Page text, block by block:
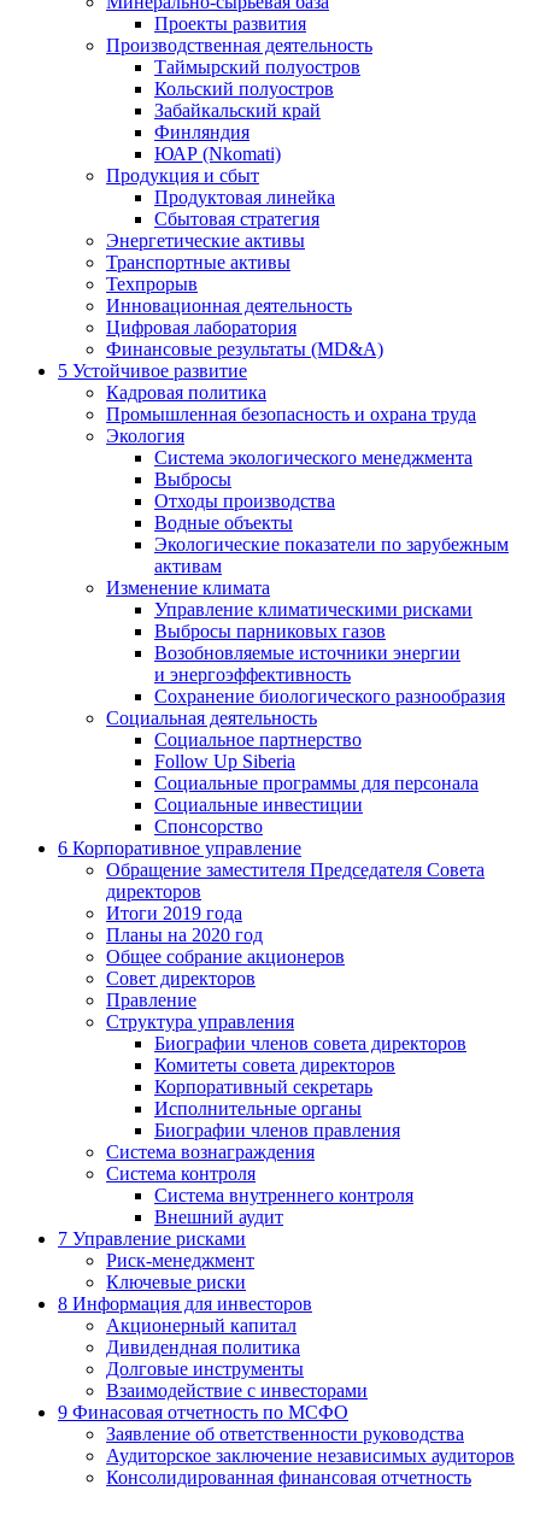
Проекты развития
Производственная деятельность
Таймырский полуостров
Кольский полуостров
Забайкальский край
Финляндия
ЮАР (Nkomati)
Продукция и сбыт
Продуктовая линейка
Сбытовая стратегия
Энергетические активы
Транспортные активы
Техпрорыв
Инновационная деятельность
Цифровая лаборатория
Финансовые результаты (MD&A)
5 Устойчивое развитие
Кадровая политика
Промышленная безопасность и охрана труда
Экология
Система экологического менеджмента
Выбросы
Отходы производства
Водные объекты
Экологические показатели по зарубежным
активам
Изменение климата
Управление климатическими рисками
Выбросы парниковых газов
Возобновляемые источники энергии
и энергоэффективность
Сохранение биологического разнообразия
Социальная деятельность
Социальное партнерство
Follow Up Siberia
Социальные программы для персонала
Социальные инвестиции
Спонсорство
6 Корпоративное управление
Обращение заместителя Председателя Совета
директоров
Итоги 2019 года
Планы на 2020 год
Общее собрание акционеров
Совет директоров
Правление
Структура управления
Биографии членов совета директоров
Комитеты совета директоров
Корпоративный секретарь
Исполнительные органы
Биографии членов правления
Система вознаграждения
Система контроля
Система внутреннего контроля
Внешний аудит
7 Управление рисками
Риск-менеджмент
Ключевые риски
8 Информация для инвесторов
Акционерный капитал
Дивидендная политика
Долговые инструменты
Взаимодействие с инвеcторами
9 Финасовая отчетность по МСФО
Заявление об ответственности руководства
Аудиторское заключение независимых аудиторов
Консолидированная финансовая отчетность